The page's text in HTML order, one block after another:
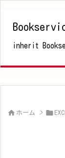
inherit
 ホーム > 